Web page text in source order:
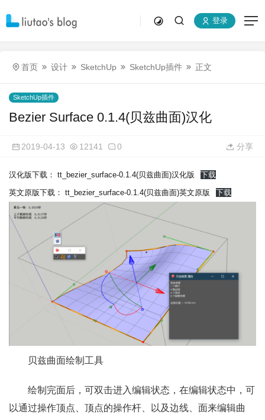
登录
首页 设计 SketchUp SketchUp插件 正文
SketchUp插件
Bezier Surface 0.1.4(贝兹曲面)汉化
2019-04-13 12141 0 分享
汉化版下载： tt_bezier_surface-0.1.4(贝兹曲面)汉化版
下载
英文原版下载： tt_bezier_surface-0.1.4(贝兹曲面)英文原版
下载
贝兹曲面绘制工具
绘制完面后，可双击进入编辑状态，在编辑状态中，可
以通过操作顶点、顶点的操作杆、以及边线、面来编辑曲